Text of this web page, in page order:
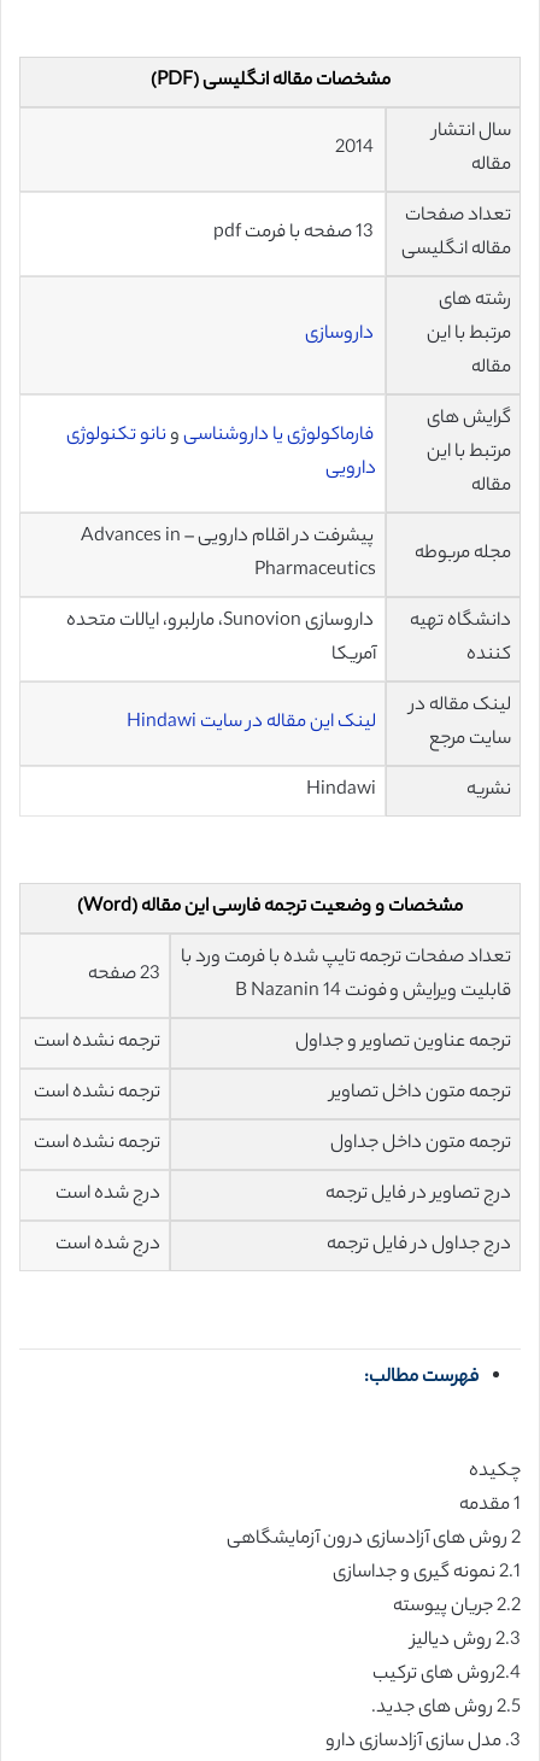
مشخصات مقاله انگلیسی (PDF)
سال انتشار
مقاله
تعداد صفحات
مقاله انگلیسی
رشته های
مرتبط با این
مقاله
داروسازی
گرایش های
مرتبط با این
مقاله
فارماکولوژی یا داروشناسیونانو تکنولوژی
دارویی
مجله مربوطه
پیشرفت در اقلام دارویی – Advances in
Pharmaceutics
دانشگاه تهیه
کننده
داروسازی Sunovion، مارلبرو، ایالات متحده
آمریکا
لینک مقاله در
سایت مرجع
لینک این مقاله در سایت Hindawi
نشریه Hindawi
مشخصات و وضعیت ترجمه فارسی این مقاله (Word)
تعداد صفحات ترجمه تایپ شده با فرمت ورد با
قابلیت ویرایش و فونت 14 B Nazanin
23 صفحه
ترجمه عناوین تصاویر و جداول
ترجمه نشده است
ترجمه متون داخل تصاویر
ترجمه نشده است
ترجمه متون داخل جداول
ترجمه نشده است
درج تصاویر در فایل ترجمه
درج شده است
درج جداول در فایل ترجمه
درج شده است
فهرست مطالب:
چکیده
1 مقدمه
2 روش های آزادسازی درون آزمایشگاهی
2.1 نمونه گیری و جداسازی
2.2 جریان پیوسته
2.3 روش دیالیز
2.4روش های ترکیب
2.5 روش های جدید.
3. مدل سازی آزادسازی دارو